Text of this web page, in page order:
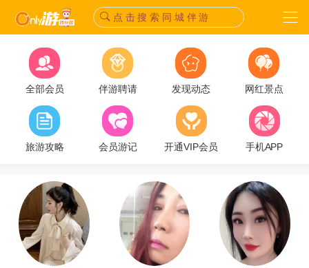
点 击 搜 索 同 城 伴 游
全部会员 伴游聘请 发现动态 网红景点
旅游攻略 会员游记 开通VIP会员 手机APP